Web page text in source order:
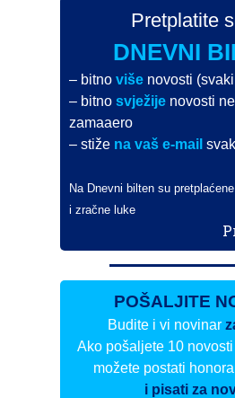
Pretplatite
DNEVNI
– bitnoviše novosti
– bitnosvježije novosti
zamaaero
– stiže na vaš e-mail
Na Dnevni bilten su
i zračne luke
POŠALJITE
Budite i vi novinar
Ako pošaljete 10
možete postati
i pisati za